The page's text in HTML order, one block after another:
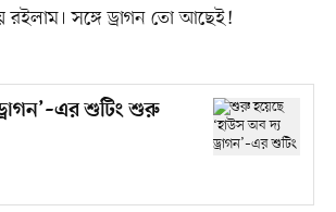
রইলাম। সঙ্গে ড্রাগন তো আছেই!
শুটিং শুরু